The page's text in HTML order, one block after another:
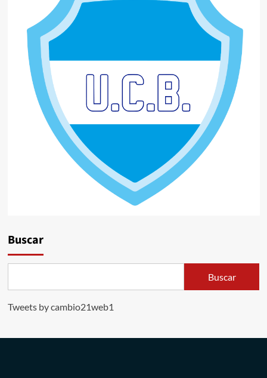
Buscar
Buscar
Tweets by cambio21web1